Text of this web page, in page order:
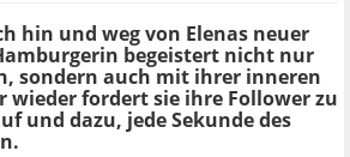
hin und weg von Elenas neuer
begeistert nicht nur
sondern auch mit ihrer inneren
wieder fordert sie ihre Follower zu
und dazu, jede Sekunde des